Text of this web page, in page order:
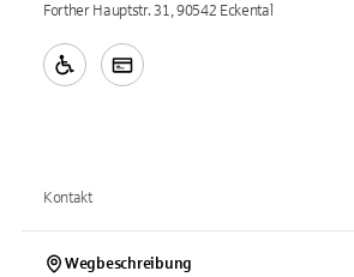
Forther Hauptstr. 31, 90542 Eckental
Kontakt
Wegbeschreibung